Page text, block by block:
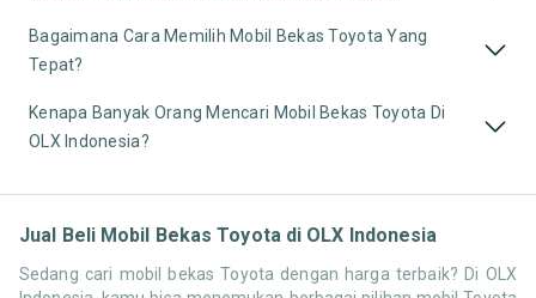
Bagaimana Cara Memilih Mobil Bekas Toyota Yang
Tepat?
Kenapa Banyak Orang Mencari Mobil Bekas Toyota Di
OLX Indonesia?
Jual Beli Mobil Bekas Toyota di OLX Indonesia
Sedang cari mobil bekas Toyota dengan harga terbaik? Di OLX